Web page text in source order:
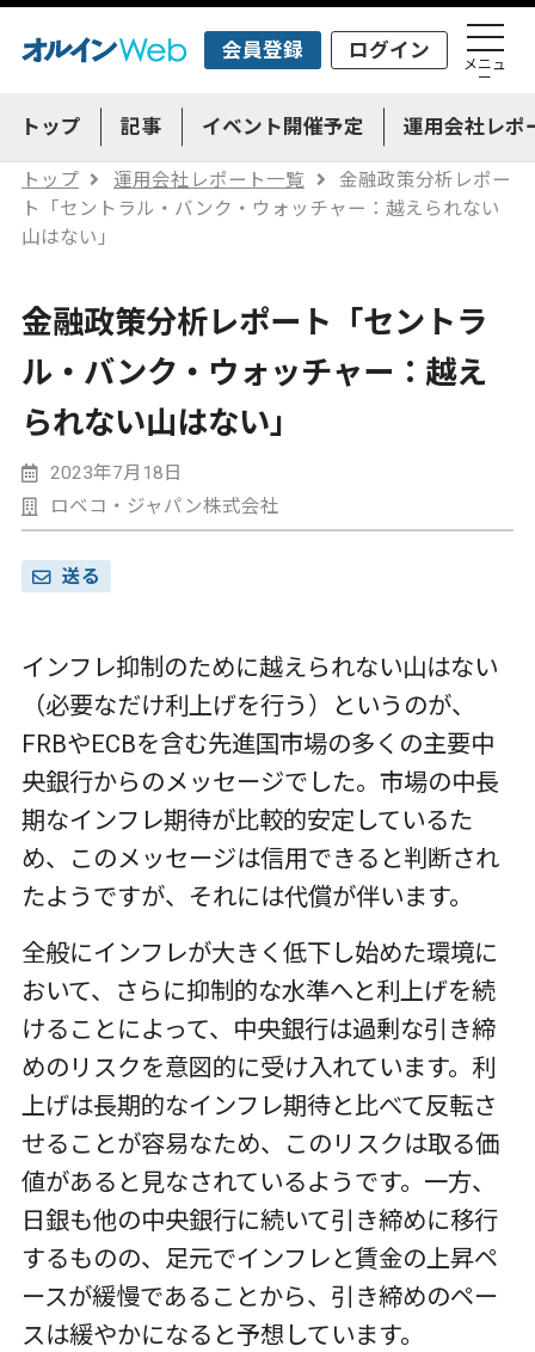
会員登録 ログイン
メニュ
ー
トップ 記事 イベント開催予定 運用会社レポ
トップ 運用会社レポート一覧
金融政策分析レポー
ト「セントラル・バンク・ウォッチャー：越えられない
山はない」
金融政策分析レポート「セントラ
ル・バンク・ウォッチャー：越え
られない山はない」
2023年7月18日
ロベコ・ジャパン株式会社
送る
インフレ抑制のために越えられない山はない
（必要なだけ利上げを行う）というのが、
FRBやECBを含む先進国市場の多くの主要中
央銀行からのメッセージでした。市場の中長
期なインフレ期待が比較的安定しているた
め、このメッセージは信用できると判断され
たようですが、それには代償が伴います。
全般にインフレが大きく低下し始めた環境に
おいて、さらに抑制的な水準へと利上げを続
けることによって、中央銀行は過剰な引き締
めのリスクを意図的に受け入れています。利
上げは長期的なインフレ期待と比べて反転さ
せることが容易なため、このリスクは取る価
値があると見なされているようです。一方、
日銀も他の中央銀行に続いて引き締めに移行
するものの、足元でインフレと賃金の上昇ペ
ースが緩慢であることから、引き締めのペー
スは緩やかになると予想しています。